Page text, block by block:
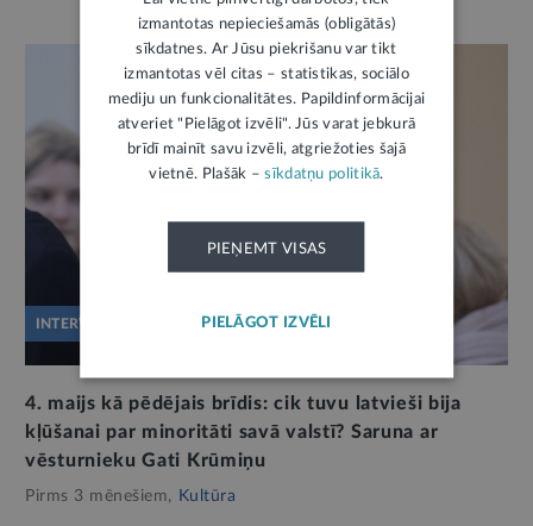
INTERVIJA
4. maijs kā pēdējais brīdis: cik tuvu latvieši bija
kļūšanai par minoritāti savā valstī? Saruna ar
vēsturnieku Gati Krūmiņu
Pirms 3 mēnešiem, Kultūra
izmantotas nepieciešamās (obligātās)
sīkdatnes. Ar Jūsu piekrišanu var tikt
izmantotas vēl citas – statistikas, sociālo
mediju un funkcionalitātes. Papildinformācijai
atveriet "Pielāgot izvēli". Jūs varat jebkurā
brīdī mainīt savu izvēli, atgriežoties šajā
vietnē. Plašāk –sīkdatņu politikā.
PIEŅEMT VISAS
PIELĀGOT IZVĒLI